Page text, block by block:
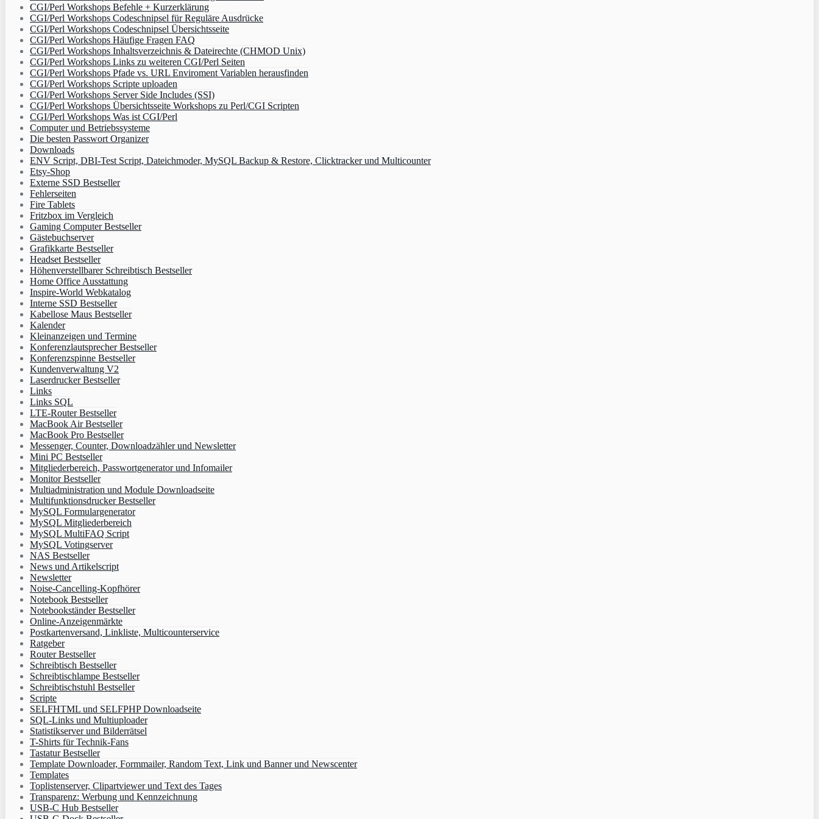
CGI/Perl Workshops Befehle + Kurzerklärung
CGI/Perl Workshops Codeschnipsel für Reguläre Ausdrücke
CGI/Perl Workshops Codeschnipsel Übersichtsseite
CGI/Perl Workshops Häufige Fragen FAQ
CGI/Perl Workshops Inhaltsverzeichnis & Dateirechte (CHMOD Unix)
CGI/Perl Workshops Links zu weiteren CGI/Perl Seiten
CGI/Perl Workshops Pfade vs. URL Enviroment Variablen herausfinden
CGI/Perl Workshops Scripte uploaden
CGI/Perl Workshops Server Side Includes (SSI)
CGI/Perl Workshops Übersichtsseite Workshops zu Perl/CGI Scripten
CGI/Perl Workshops Was ist CGI/Perl
Computer und Betriebssysteme
Die besten Passwort Organizer
Downloads
ENV Script, DBI-Test Script, Dateichmoder, MySQL Backup & Restore, Clicktracker und Multicounter
Etsy-Shop
Externe SSD Bestseller
Fehlerseiten
Fire Tablets
Fritzbox im Vergleich
Gaming Computer Bestseller
Gästebuchserver
Grafikkarte Bestseller
Headset Bestseller
Höhenverstellbarer Schreibtisch Bestseller
Home Office Ausstattung
Inspire-World Webkatalog
Interne SSD Bestseller
Kabellose Maus Bestseller
Kalender
Kleinanzeigen und Termine
Konferenzlautsprecher Bestseller
Konferenzspinne Bestseller
Kundenverwaltung V2
Laserdrucker Bestseller
Links
Links SQL
LTE-Router Bestseller
MacBook Air Bestseller
MacBook Pro Bestseller
Messenger, Counter, Downloadzähler und Newsletter
Mini PC Bestseller
Mitgliederbereich, Passwortgenerator und Infomailer
Monitor Bestseller
Multiadministration und Module Downloadseite
Multifunktionsdrucker Bestseller
MySQL Formulargenerator
MySQL Mitgliederbereich
MySQL MultiFAQ Script
MySQL Votingserver
NAS Bestseller
News und Artikelscript
Newsletter
Noise-Cancelling-Kopfhörer
Notebook Bestseller
Notebookständer Bestseller
Online-Anzeigenmärkte
Postkartenversand, Linkliste, Multicounterservice
Ratgeber
Router Bestseller
Schreibtisch Bestseller
Schreibtischlampe Bestseller
Schreibtischstuhl Bestseller
Scripte
SELFHTML und SELFPHP Downloadseite
SQL-Links und Multiuploader
Statistikserver und Bilderrätsel
T-Shirts für Technik-Fans
Tastatur Bestseller
Template Downloader, Formmailer, Random Text, Link und Banner und Newscenter
Templates
Toplistenserver, Clipartviewer und Text des Tages
Transparenz: Werbung und Kennzeichnung
USB-C Hub Bestseller